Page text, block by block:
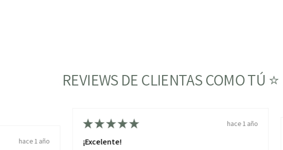
REVIEWS DE CLIENTAS COMO TÚ ⭐
hace 1 año
★★★★★ hace 1 año
¡Excelente!